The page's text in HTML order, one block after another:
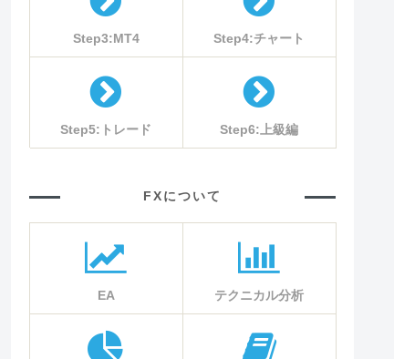
Step3:MT4 Step4:チャート
Step5:トレード Step6:上級編
FXについて
EA テクニカル分析